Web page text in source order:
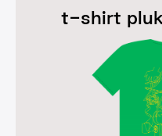
t-shirt